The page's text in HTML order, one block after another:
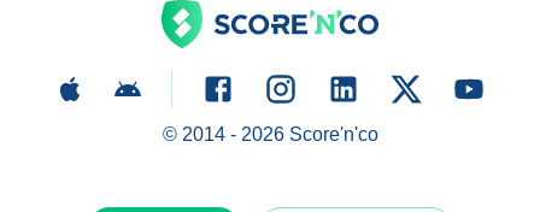
© 2014 - 2026Score'n'co